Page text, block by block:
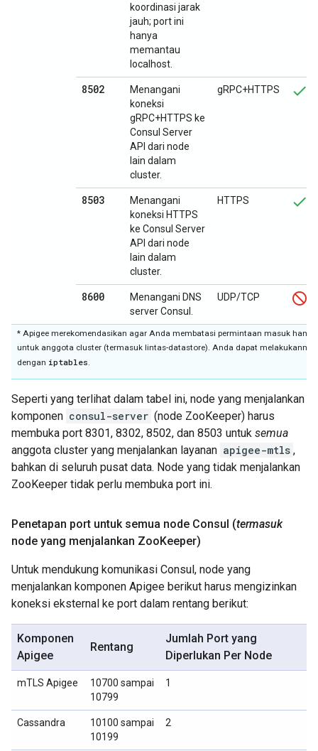
koordinasi jarak
jauh; port ini
hanya
memantau
localhost.
8502
Menangani
koneksi
gRPC+HTTPS ke
Consul Server
API dari node
lain dalam
cluster.
gRPC+HTTPS
8503
Menangani
koneksi HTTPS
ke Consul Server
API dari node
lain dalam
cluster.
HTTPS
8600
Menangani DNS
server Consul.
UDP/TCP
* Apigee merekomendasikan agar Anda membatasi permintaan masuk hanya
untuk anggota cluster (termasuk lintas-datastore). Anda dapat melakukannya
dengan iptables
Seperti yang terlihat dalam tabel ini, node yang menjalankan
komponen consul-server (node ZooKeeper) harus
membuka port 8301, 8302, 8502, dan 8503 untuk semua
anggota cluster yang menjalankan layanan apigee-mtls ,
bahkan di seluruh pusat data. Node yang tidak menjalankan
ZooKeeper tidak perlu membuka port ini.
Penetapan port untuk semua node Consul (termasuk
node yang menjalankan ZooKeeper)
Untuk mendukung komunikasi Consul, node yang
menjalankan komponen Apigee berikut harus mengizinkan
koneksi eksternal ke port dalam rentang berikut:
Komponen
Apigee
Rentang
Jumlah Port yang
Diperlukan Per Node
mTLS Apigee
10700 sampai
10799
1
Cassandra
10100 sampai
10199
2